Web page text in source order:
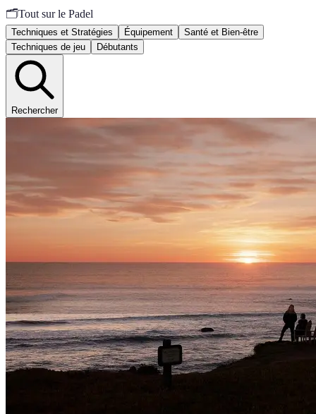
🗂️Tout sur le Padel
Techniques et Stratégies Équipement
Santé et Bien-être
Techniques de jeu
Débutants
Rechercher